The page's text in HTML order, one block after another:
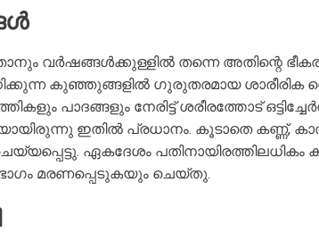
വർഷങ്ങൾക്കുള്ളിൽ തന്നെ അതിന്റെ
കുഞ്ഞുങ്ങളിൽ ഗുരുതരമായ
പാദങ്ങളും നേരിട്ട് ശരീരത്തോട്
ഇതിൽ പ്രധാനം. കൂടാതെ കണ്ണ്,
ഏകദേശം
മരണപ്പെടുകയും ചെയ്തു.